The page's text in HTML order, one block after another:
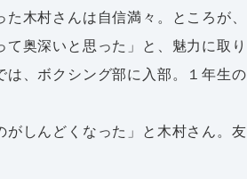
木村さんは自信満々。ところが、
奥深いと思った」と、魅力に取り
は、ボクシング部に入部。１年生の
しんどくなった」と木村さん。友